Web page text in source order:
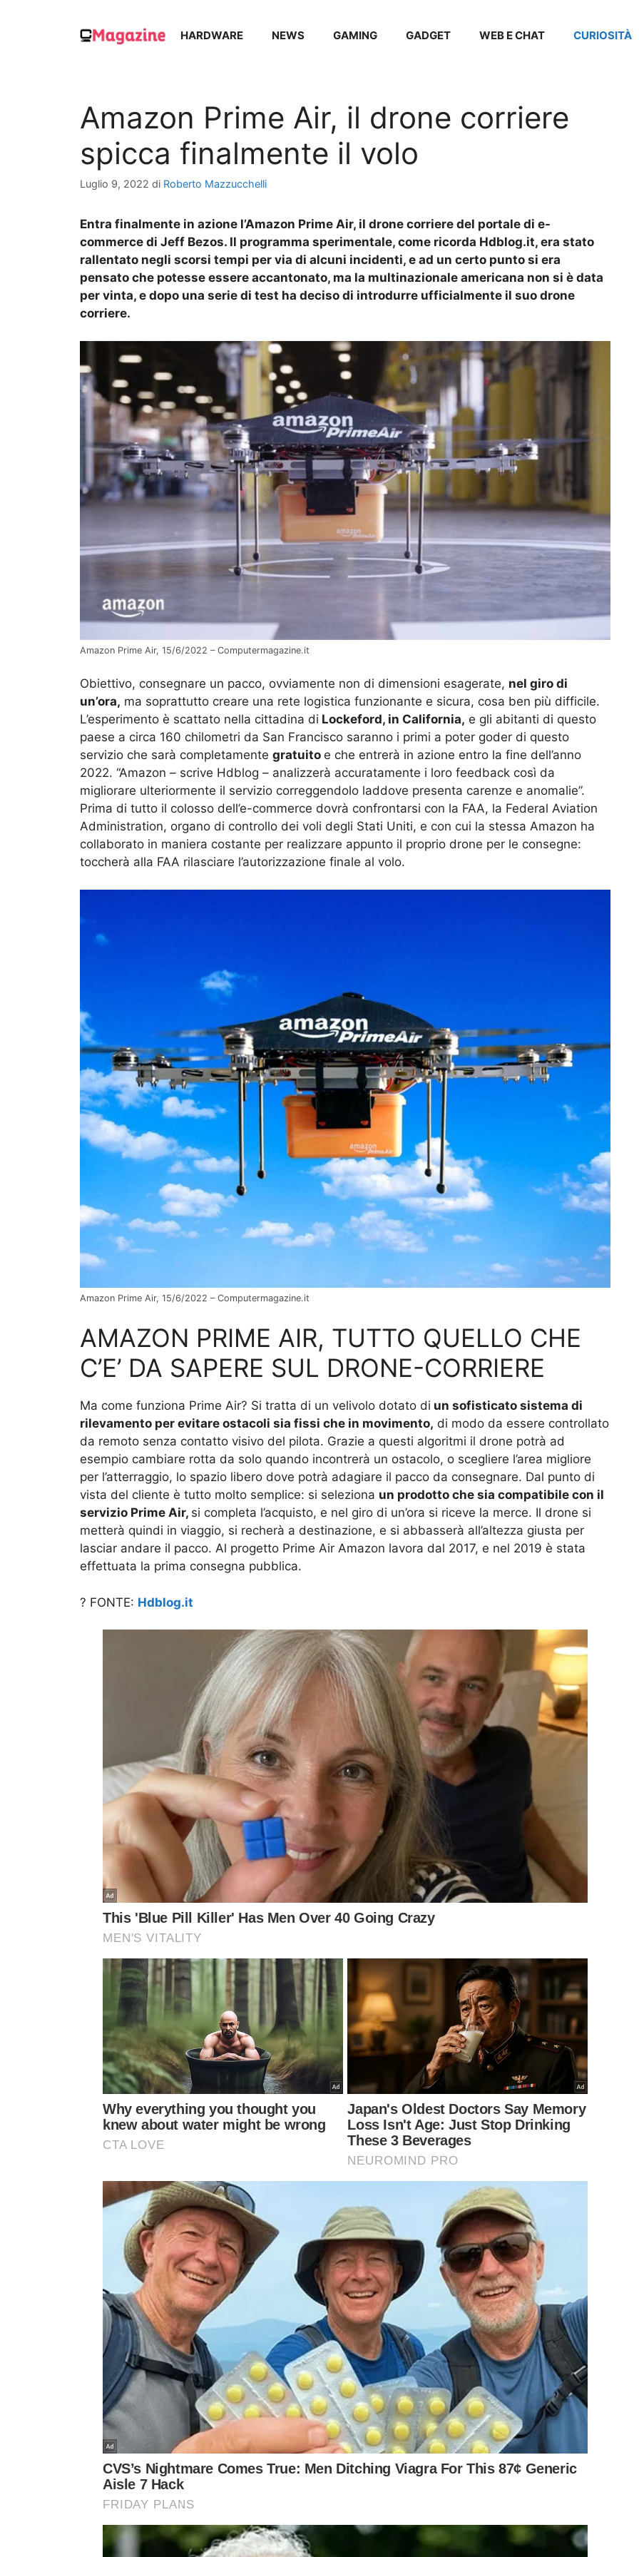
HARDWARE NEWS GAMING GADGET WEB E CHAT CURIOSITÀ
Amazon Prime Air, il drone corriere
spicca finalmente il volo
Luglio 9, 2022 di Roberto Mazzucchelli
Entra finalmente in azione l’Amazon Prime Air, il drone corriere del portale di e-
commerce di Jeff Bezos. Il programma sperimentale, come ricorda Hdblog.it, era stato
rallentato negli scorsi tempi per via di alcuni incidenti, e ad un certo punto si era
pensato che potesse essere accantonato, ma la multinazionale americana non si è data
per vinta, e dopo una serie di test ha deciso di introdurre ufficialmente il suo drone
corriere.
Amazon Prime Air, 15/6/2022 – Computermagazine.it
Obiettivo, consegnare un pacco, ovviamente non di dimensioni esagerate, nel giro di
un’ora, ma soprattutto creare una rete logistica funzionante e sicura, cosa ben più difficile.
L’esperimento è scattato nella cittadina di Lockeford, in California, e gli abitanti di questo
paese a circa 160 chilometri da San Francisco saranno i primi a poter goder di questo
servizio che sarà completamente gratuito e che entrerà in azione entro la fine dell’anno
2022. “Amazon – scrive Hdblog – analizzerà accuratamente i loro feedback così da
migliorare ulteriormente il servizio correggendolo laddove presenta carenze e anomalie”.
Prima di tutto il colosso dell’e-commerce dovrà confrontarsi con la FAA, la Federal Aviation
Administration, organo di controllo dei voli degli Stati Uniti, e con cui la stessa Amazon ha
collaborato in maniera costante per realizzare appunto il proprio drone per le consegne:
toccherà alla FAA rilasciare l’autorizzazione finale al volo.
Amazon Prime Air, 15/6/2022 – Computermagazine.it
AMAZON PRIME AIR, TUTTO QUELLO CHE
C’E’ DA SAPERE SUL DRONE-CORRIERE
Ma come funziona Prime Air? Si tratta di un velivolo dotato di un sofisticato sistema di
rilevamento per evitare ostacoli sia fissi che in movimento, di modo da essere controllato
da remoto senza contatto visivo del pilota. Grazie a questi algoritmi il drone potrà ad
esempio cambiare rotta da solo quando incontrerà un ostacolo, o scegliere l’area migliore
per l’atterraggio, lo spazio libero dove potrà adagiare il pacco da consegnare. Dal punto di
vista del cliente è tutto molto semplice: si seleziona un prodotto che sia compatibile con il
servizio Prime Air, si completa l’acquisto, e nel giro di un’ora si riceve la merce. Il drone si
metterà quindi in viaggio, si recherà a destinazione, e si abbasserà all’altezza giusta per
lasciar andare il pacco. Al progetto Prime Air Amazon lavora dal 2017, e nel 2019 è stata
effettuata la prima consegna pubblica.
? FONTE: Hdblog.it